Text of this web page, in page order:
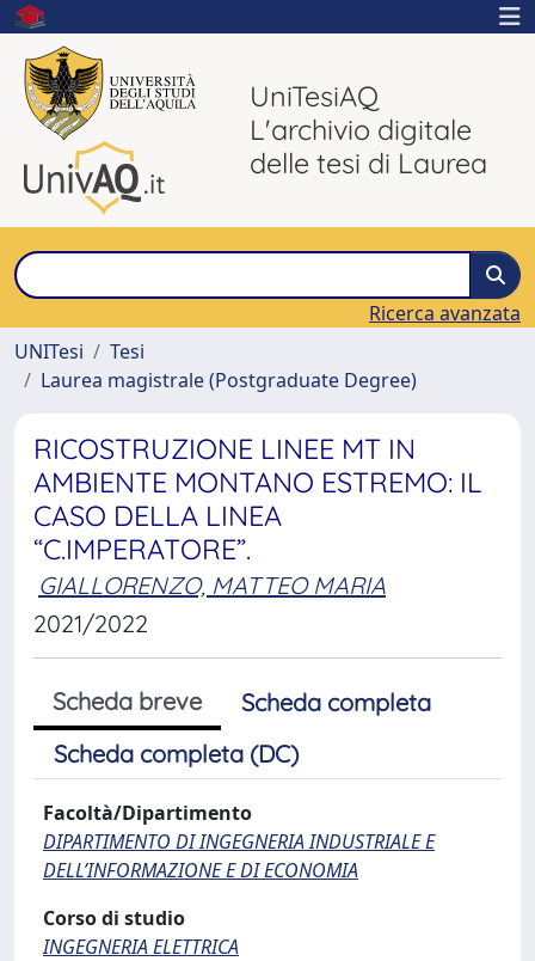
UniTesiAQ
L'archivio digitale
delle tesi di Laurea
Ricerca avanzata
UNITesi
Tesi
Laurea magistrale (Postgraduate Degree)
RICOSTRUZIONE LINEE MT IN
AMBIENTE MONTANO ESTREMO: IL
CASO DELLA LINEA
“C.IMPERATORE”.
GIALLORENZO, MATTEO MARIA
2021/2022
Scheda breve
Scheda completa
Scheda completa (DC)
Facoltà/Dipartimento
DIPARTIMENTO DI INGEGNERIA INDUSTRIALE E
DELL’INFORMAZIONE E DI ECONOMIA
Corso di studio
INGEGNERIA ELETTRICA